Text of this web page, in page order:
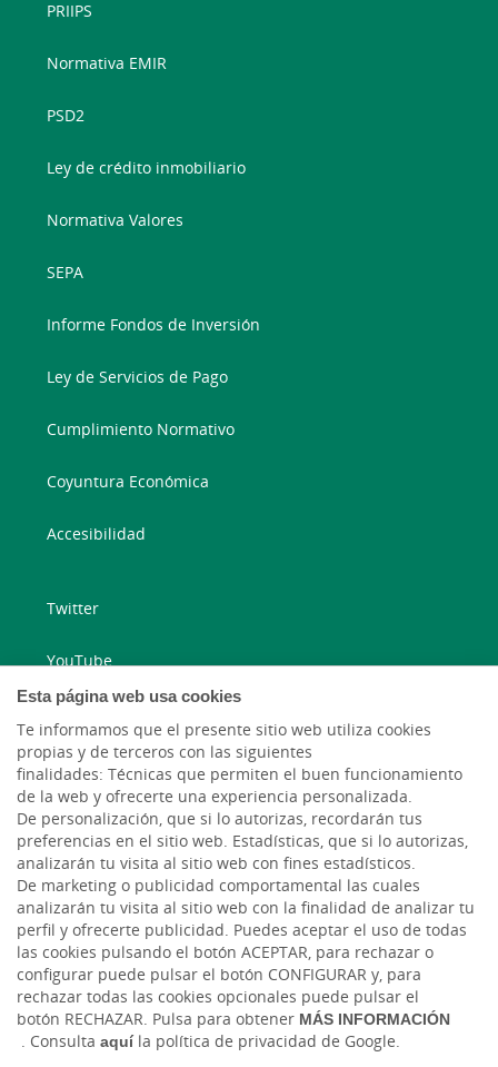
Esta página web usa cookies
Te informamos que el presente sitio web utiliza cookies
propias y de terceros con las siguientes
finalidades: Técnicas que permiten el buen funcionamiento
de la web y ofrecerte una experiencia personalizada.
De personalización, que si lo autorizas, recordarán tus
preferencias en el sitio web. Estadísticas, que si lo autorizas,
analizarán tu visita al sitio web con fines estadísticos.
De marketing o publicidad comportamental las cuales
analizarán tu visita al sitio web con la finalidad de analizar tu
perfil y ofrecerte publicidad. Puedes aceptar el uso de todas
las cookies pulsando el botón ACEPTAR, para rechazar o
configurar puede pulsar el botón CONFIGURAR y, para
rechazar todas las cookies opcionales puede pulsar el
botón RECHAZAR. Pulsa para obtener MÁS INFORMACIÓN
. Consulta aquíla política de privacidad de Google.
PRIIPS
Normativa EMIR
PSD2
Ley de crédito inmobiliario
Normativa Valores
SEPA
Informe Fondos de Inversión
Ley de Servicios de Pago
Cumplimiento Normativo
Coyuntura Económica
Accesibilidad
Twitter
YouTube
Blog Joven In
Cambio de moneda Global Exchange
Tablón de anuncios Tipos de cambio Aviso legal
Política de cookies
Protección de datos